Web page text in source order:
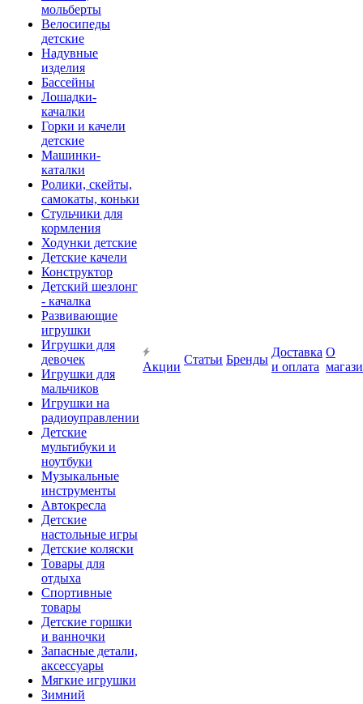
мольберты
Велосипеды
детские
Надувные
изделия
Бассейны
Лошадки-
качалки
Горки и качели
детские
Машинки-
каталки
Ролики, скейты,
самокаты, коньки
Стульчики для
кормления
Ходунки детские
Детские качели
Конструктор
Детский шезлонг
- качалка
Развивающие
игрушки
Игрушки для
девочек
Игрушки для
мальчиков
Игрушки на
радиоуправлении
Детские
мультибуки и
ноутбуки
Музыкальные
инструменты
Автокресла
Детские
настольные игры
Детские коляски
Товары для
отдыха
Спортивные
товары
Детские горшки
и ванночки
Запасные детали,
аксессуары
Мягкие игрушки
Зимний
Акции
Статьи Бренды
Доставка
и оплата
О